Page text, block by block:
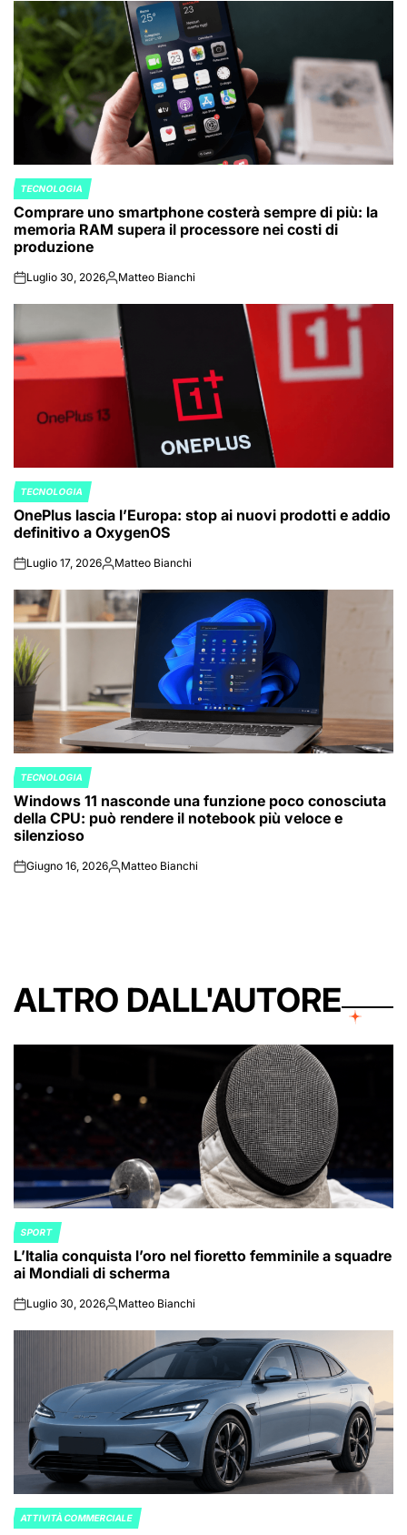
POSTED
IN
TECNOLOGIA
Comprare uno smartphone costerà sempre di più: la
memoria RAM supera il processore nei costi di
produzione
onLuglio 30, 2026Posted
Matteo Bianchi
POSTED
IN
TECNOLOGIA
OnePlus lascia l’Europa: stop ai nuovi prodotti e addio
definitivo a OxygenOS
onLuglio 17, 2026Posted
Matteo Bianchi
POSTED
IN
TECNOLOGIA
Windows 11 nasconde una funzione poco conosciuta
della CPU: può rendere il notebook più veloce e
silenzioso
onGiugno 16, 2026Posted
Matteo Bianchi
ALTRO DALL'AUTORE
POSTED
IN
SPORT
L’Italia conquista l’oro nel fioretto femminile a squadre
ai Mondiali di scherma
onLuglio 30, 2026Posted
Matteo Bianchi
POSTED
ATTIVITÀ COMMERCIALE